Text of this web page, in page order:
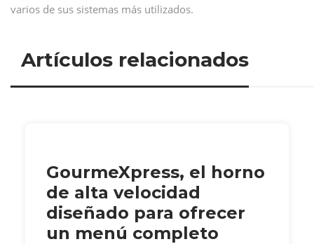
varios de sus sistemas más utilizados.
Artículos relacionados
GourmeXpress, el horno
de alta velocidad
diseñado para ofrecer
un menú completo